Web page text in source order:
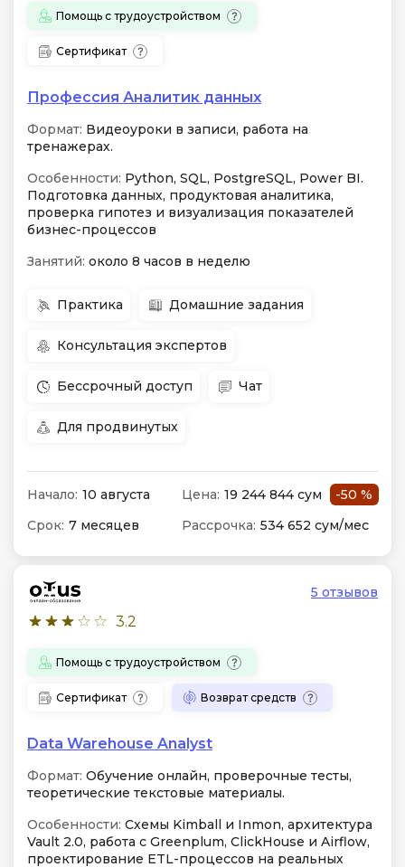
Помощь с трудоустройством
Сертификат
Профессия Аналитик данных
Формат: Видеоуроки в записи, работа на
тренажерах.
Особенности: Python, SQL, PostgreSQL, Power BI.
Подготовка данных, продуктовая аналитика,
проверка гипотез и визуализация показателей
бизнес-процессов
Занятий: около 8 часов в неделю
Практика Домашние задания
Консультация экспертов
Бессрочный доступ Чат
Для продвинутых
Начало: 10 августа Цена: 19 244 844 сум
-50 %
Срок: 7 месяцев Рассрочка: 534 652 сум/мес
3.2
5 отзывов
Помощь с трудоустройством
Сертификат Возврат средств
Data Warehouse Analyst
Формат: Обучение онлайн, проверочные тесты,
теоретические текстовые материалы.
Особенности: Схемы Kimball и Inmon, архитектура
Vault 2.0, работа с Greenplum, ClickHouse и Airflow,
проектирование ETL-процессов на реальных